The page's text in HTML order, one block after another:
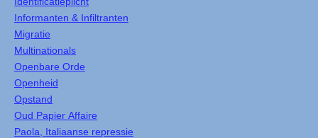
Informanten & Infiltranten
Migratie
Multinationals
Openbare Orde
Openheid
Opstand
Oud Papier Affaire
Paola, Italiaanse repressie